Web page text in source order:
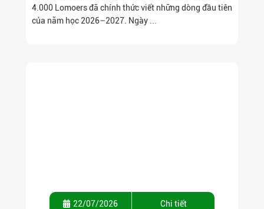
4.000 Lomoers đã chính thức viết những dòng đầu tiên
của năm học 2026–2027. Ngày ...
22/07/2026 Chi tiết